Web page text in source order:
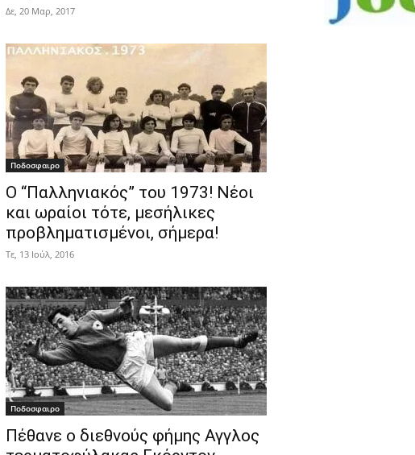
Δε, 20 Μαρ, 2017
Ποδοσφαιρο
Ο “Παλληνιακός” του 1973! Νέοι
και ωραίοι τότε, μεσήλικες
προβληματισμένοι, σήμερα!
Τε, 13 Ιούλ, 2016
Ποδοσφαιρο
Πέθανε ο διεθνούς φήμης Αγγλος